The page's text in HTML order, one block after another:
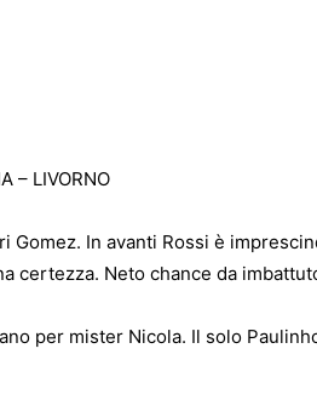
– LIVORNO
Gomez. In avanti Rossi è
certezza. Neto chance da
per mister Nicola. Il solo